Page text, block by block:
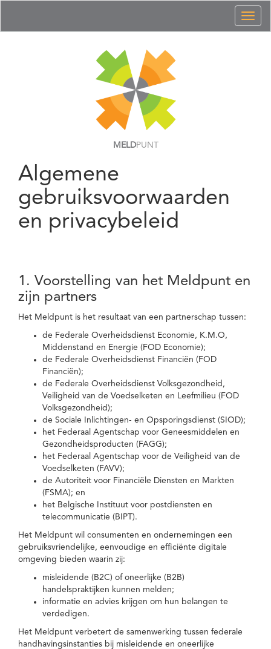
MELDPUNT
Algemene
gebruiksvoorwaarden
en privacybeleid
1. Voorstelling van het Meldpunt en
zijn partners
Het Meldpunt is het resultaat van een partnerschap tussen:
de Federale Overheidsdienst Economie, K.M.O,
Middenstand en Energie (FOD Economie);
de Federale Overheidsdienst Financiën (FOD
Financiën);
de Federale Overheidsdienst Volksgezondheid,
Veiligheid van de Voedselketen en Leefmilieu (FOD
Volksgezondheid);
de Sociale Inlichtingen- en Opsporingsdienst (SIOD);
het Federaal Agentschap voor Geneesmiddelen en
Gezondheidsproducten (FAGG);
het Federaal Agentschap voor de Veiligheid van de
Voedselketen (FAVV);
de Autoriteit voor Financiële Diensten en Markten
(FSMA); en
het Belgische Instituut voor postdiensten en
telecommunicatie (BIPT).
Het Meldpunt wil consumenten en ondernemingen een
gebruiksvriendelijke, eenvoudige en efficiënte digitale
omgeving bieden waarin zij:
misleidende (B2C) of oneerlijke (B2B)
handelspraktijken kunnen melden;
informatie en advies krijgen om hun belangen te
verdedigen.
Het Meldpunt verbetert de samenwerking tussen federale
handhavingsinstanties bij misleidende en oneerlijke